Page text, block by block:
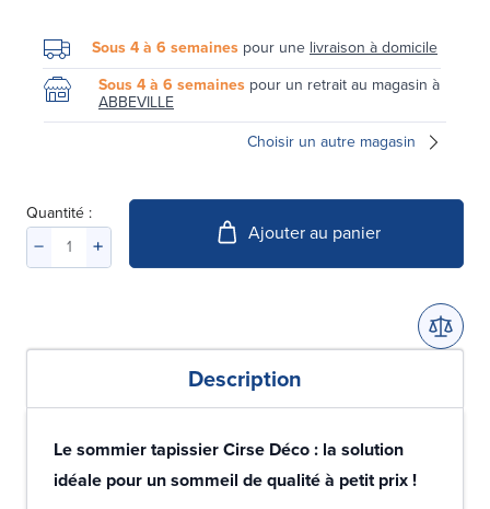
Sous 4 à 6 semaines pour une livraison à domicile
Sous 4 à 6 semaines pour un retrait au magasin à
ABBEVILLE
Choisir un autre magasin
Quantité :
Ajouter au panier
Description
Le sommier tapissier Cirse Déco : la solution
idéale pour un sommeil de qualité à petit prix !